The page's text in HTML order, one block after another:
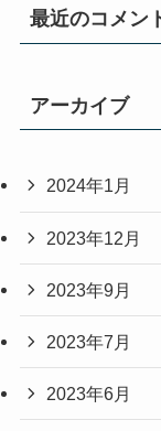
最近のコメン
アーカイブ
2024年1月
2023年12月
2023年9月
2023年7月
2023年6月